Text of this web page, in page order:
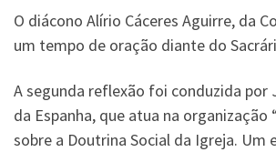
O diácono Alírio Cáceres Aguirre, da
um tempo de oração diante do
A segunda reflexão foi conduzida por
da Espanha, que atua na organização
sobre a Doutrina Social da Igreja. Um